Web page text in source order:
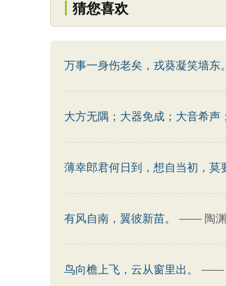
猜您喜欢
万事一身伤老矣，戎葵凝笑墙东。
大方无隅；大器免成；大音希声
薄幸郎君何日到，想自当初，莫
有风自南，翼彼新苗。 —— 陶
鸟向檐上飞，云从窗里出。 ——